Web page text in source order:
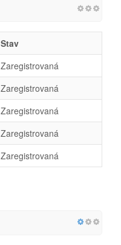
Stav
Zaregistrovaná
Zaregistrovaná
Zaregistrovaná
Zaregistrovaná
Zaregistrovaná